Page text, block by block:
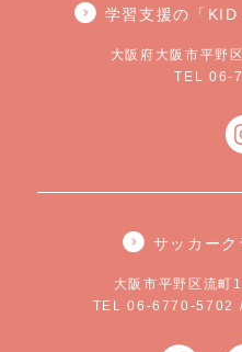
学習支援の「KID
大阪府大阪市平野
TEL 06-
サッカー
大阪市平野区流
TEL 06-6770-5702